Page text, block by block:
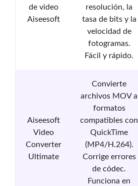
de video
Aiseesoft
resolución, la
tasa de bits y la
velocidad de
fotogramas.
Fácil y rápido.
Aiseesoft
Video
Converter
Ultimate
Convierte
archivos MOV a
formatos
compatibles con
QuickTime
(MP4/H.264).
Corrige errores
de códec.
Funciona en